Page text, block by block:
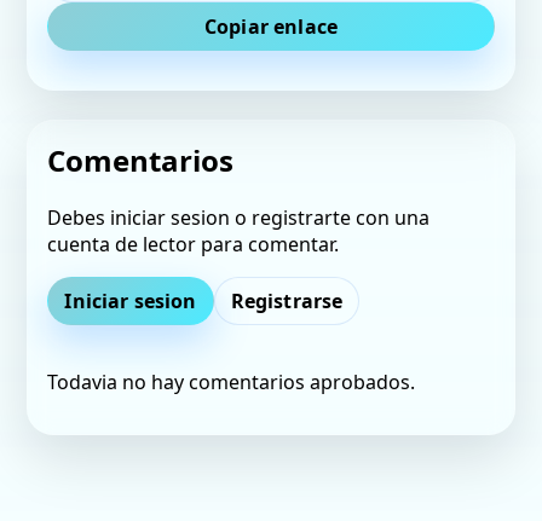
Copiar enlace
Comentarios
Debes iniciar sesion o registrarte con una
cuenta de lector para comentar.
Iniciar sesion Registrarse
Todavia no hay comentarios aprobados.